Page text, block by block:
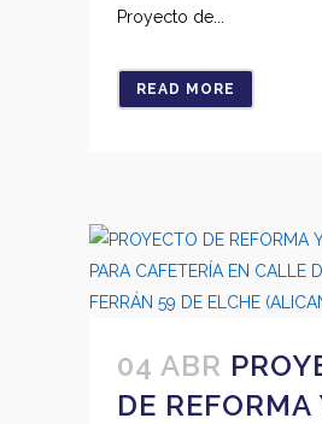
Proyecto de...
READ MORE
04 ABR
DE REFORMA